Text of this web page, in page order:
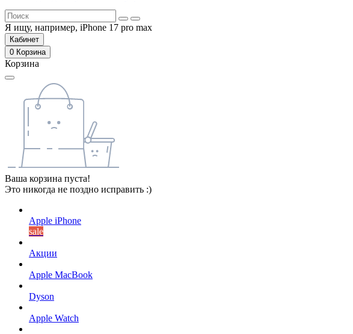
Я ищу, например, iPhone 17 pro max
Кабинет
0 Корзина
Корзина
Ваша корзина пуста!
Это никогда не поздно исправить :)
Apple iPhone
sale
Акции
Apple MacBook
Dyson
Apple Watch